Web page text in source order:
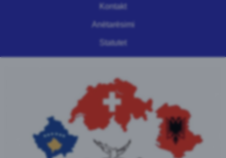
Kontakt
Anëtarësimi
Statutet